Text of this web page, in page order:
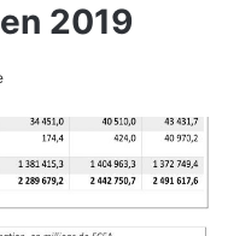
2019